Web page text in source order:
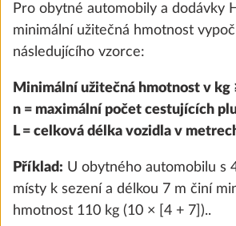
Regulátor tlaku plynu TRUMA
DuoControl s automatickým
crash senzorem a plynovými
Pro obytné automobily a dodávky
minimální užitečná hmotnost
následujícího vzorce:
Minimální užitečná hmotnost v kg
n = maximální počet cestujících
L = celková délka vozidla v
Příklad: U obytného automobilu s
místy k sezení a délkou 7 m činí
hmotnost 110 kg (10 × [4 + 7])..